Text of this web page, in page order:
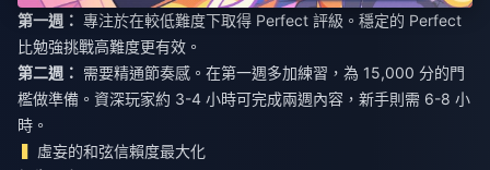
第一週： 專注於在較低難度下取得 Perfect 評級。穩定的 Perfect
比勉強挑戰高難度更有效。
第二週： 需要精通節奏感。在第一週多加練習，為 15,000 分的門
檻做準備。資深玩家約 3-4 小時可完成兩週內容，新手則需 6-8 小
時。
虛妄的和弦信賴度最大化